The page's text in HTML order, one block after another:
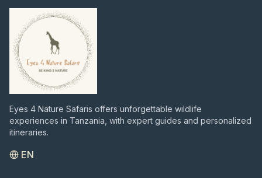
Eyes 4 Nature Safaris offers unforgettable wildlife
experiences in Tanzania, with expert guides and personalized
itineraries.
EN